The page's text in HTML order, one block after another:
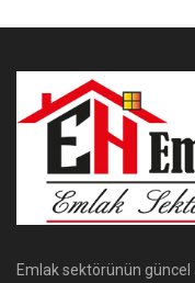
Emlak sektörünün